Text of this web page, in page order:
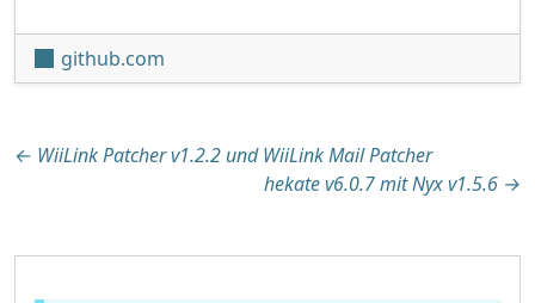
github.com
Beitragsnavigation
← WiiLink Patcher v1.2.2 und WiiLink Mail Patcher
hekate v6.0.7 mit Nyx v1.5.6 →